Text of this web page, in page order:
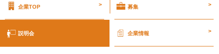
の
会
企業TOP > 募集 >
説明会 企業情報 >